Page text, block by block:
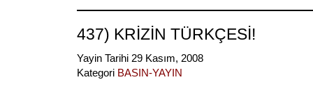
437) KRİZİN TÜRKÇESİ!
Yayin Tarihi 29 Kasım, 2008
Kategori BASIN-YAYIN